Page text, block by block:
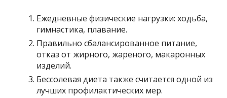
Ежедневные физические нагрузки: ходьба,
гимнастика, плавание.
Правильно сбалансированное питание,
отказ от жирного, жареного, макаронных
изделий.
Бессолевая диета также считается одной из
лучших профилактических мер.